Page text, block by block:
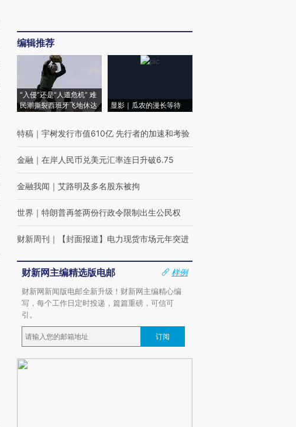
编辑推荐
“入侵”还是“人道危机” 难
民潮撕裂西班牙飞地休达
显影｜瓜农的漫长等待
特稿 ｜ 宇树发行市值610亿 先行者的加速和考验
金融 ｜ 在岸人民币兑美元汇率连日升破6.75
金融我闻 ｜ 艾路明及多名股东被拘
世界 ｜ 特朗普再签两份行政令限制出生公民权
财新周刊 ｜ 【封面报道】电力现货市场元年突进
财新网主编精选版电邮
样例
财新网新闻版电邮全新升级！财新网主编精心编
写，每个工作日定时投递，篇篇重磅，可信可
引。
订阅